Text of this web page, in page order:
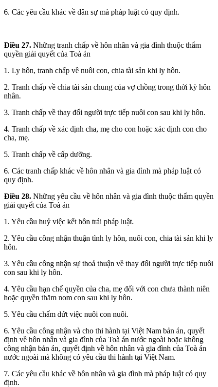
6. Các yêu cầu khác về dân sự mà pháp luật có quy định.
Điều 27. Những tranh chấp về hôn nhân và gia đình thuộc thẩm
quyền giải quyết của Toà án
1. Ly hôn, tranh chấp về nuôi con, chia tài sản khi ly hôn.
2. Tranh chấp về chia tài sản chung của vợ chồng trong thời kỳ hôn
nhân.
3. Tranh chấp về thay đổi người trực tiếp nuôi con sau khi ly hôn.
4. Tranh chấp về xác định cha, mẹ cho con hoặc xác định con cho
cha, mẹ.
5. Tranh chấp về cấp dưỡng.
6. Các tranh chấp khác về hôn nhân và gia đình mà pháp luật có
quy định.
Điều 28. Những yêu cầu về hôn nhân và gia đình thuộc thẩm quyền
giải quyết của Toà án
1. Yêu cầu huỷ việc kết hôn trái pháp luật.
2. Yêu cầu công nhận thuận tình ly hôn, nuôi con, chia tài sản khi ly
hôn.
3. Yêu cầu công nhận sự thoả thuận về thay đổi người trực tiếp nuôi
con sau khi ly hôn.
4. Yêu cầu hạn chế quyền của cha, mẹ đối với con chưa thành niên
hoặc quyền thăm nom con sau khi ly hôn.
5. Yêu cầu chấm dứt việc nuôi con nuôi.
6. Yêu cầu công nhận và cho thi hành tại Việt Nam bản án, quyết
định về hôn nhân và gia đình của Toà án nước ngoài hoặc không
công nhận bản án, quyết định về hôn nhân và gia đình của Toà án
nước ngoài mà không có yêu cầu thi hành tại Việt Nam.
7. Các yêu cầu khác về hôn nhân và gia đình mà pháp luật có quy
định.